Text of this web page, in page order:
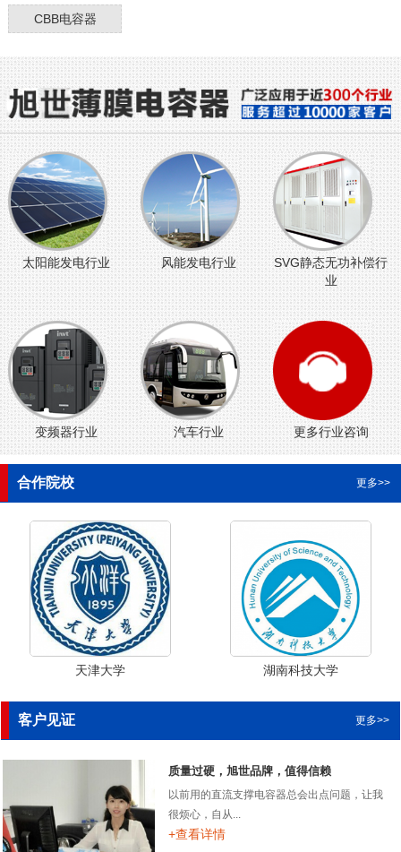
CBB电容器
太阳能发电行业 风能发电行业
SVG静态无功补偿行
业
变频器行业 汽车行业 更多行业咨询
合作院校 更多>>
天津大学 湖南科技大学
客户见证 更多>>
质量过硬，旭世品牌，值得信赖
以前用的直流支撑电容器总会出点问题，让我
很烦心，自从...
+查看详情